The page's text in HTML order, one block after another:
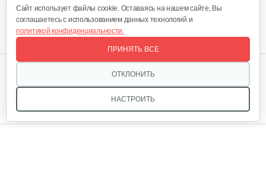
Cайт использует файлы cookie. Оставаясь на нашем сайте, Вы
соглашаетесь с использованием данных технологий и
политикой конфиденциальности.
НАСТРОИТЬ
ОТКЛОНИТЬ
ПРИНЯТЬ ВСЕ